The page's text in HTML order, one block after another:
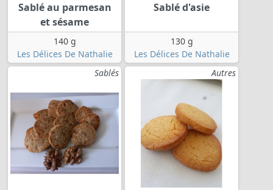
Sablé au parmesan
et sésame
140 g
Les Délices De Nathalie
Sablé d'asie
130 g
Les Délices De Nathalie
Sablés
Autres